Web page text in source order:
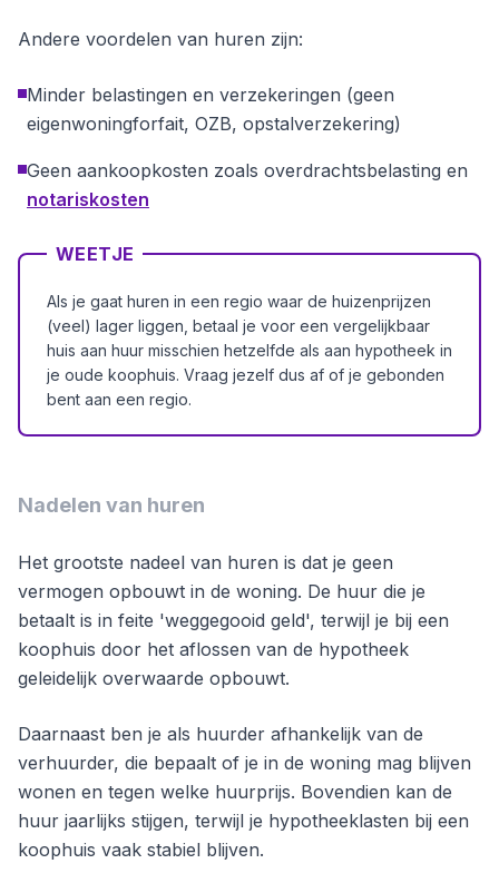
Andere voordelen van huren zijn:
Minder belastingen en verzekeringen (geen
eigenwoningforfait, OZB, opstalverzekering)
Geen aankoopkosten zoals overdrachtsbelasting en
notariskosten
WEETJE
Als je gaat huren in een regio waar de huizenprijzen
(veel) lager liggen, betaal je voor een vergelijkbaar
huis aan huur misschien hetzelfde als aan hypotheek in
je oude koophuis. Vraag jezelf dus af of je gebonden
bent aan een regio.
Nadelen van huren
Het grootste nadeel van huren is dat je geen
vermogen opbouwt in de woning. De huur die je
betaalt is in feite 'weggegooid geld', terwijl je bij een
koophuis door het aflossen van de hypotheek
geleidelijk overwaarde opbouwt.
Daarnaast ben je als huurder afhankelijk van de
verhuurder, die bepaalt of je in de woning mag blijven
wonen en tegen welke huurprijs. Bovendien kan de
huur jaarlijks stijgen, terwijl je hypotheeklasten bij een
koophuis vaak stabiel blijven.